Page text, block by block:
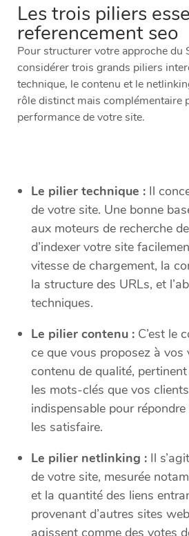
Les trois piliers
referencement seo
Pour structurer votre approche du
considérer trois grands piliers
technique, le contenu et le
rôle distinct mais complémentaire
performance de votre site.
Le pilier technique : Il
de votre site. Une bonne
aux moteurs de recherche
d’indexer votre site
vitesse de chargement, la
la structure des URLs, et
techniques.
Le pilier contenu : C’est le
ce que vous proposez à vos
contenu de qualité,
les mots-clés que vos
indispensable pour
les satisfaire.
Le pilier netlinking : Il
de votre site, mesurée
et la quantité des liens
provenant d’autres sites